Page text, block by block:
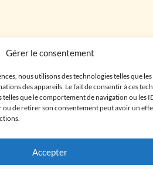
Gérer le consentement
nous utilisons des technologies telles que
des appareils. Le fait de consentir à ces
que le comportement de navigation ou les
ou de retirer son consentement peut avoir un
Accepter